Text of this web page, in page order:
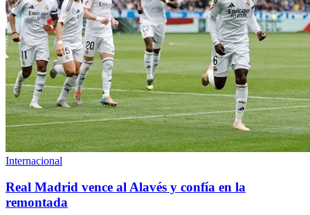
Internacional
Real Madrid vence al Alavés y confía en la
remontada